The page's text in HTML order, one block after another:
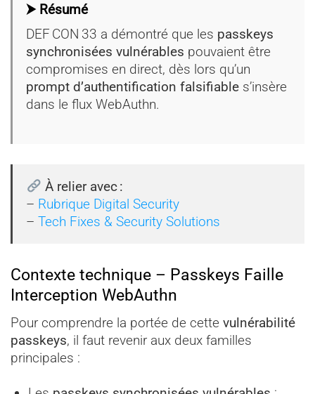
⮞ Résumé
DEF CON 33 a démontré que les passkeys
synchronisées vulnérables pouvaient être
compromises en direct, dès lors qu’un
prompt d’authentification falsifiable s’insère
dans le flux WebAuthn.
À relier avec :
– Rubrique Digital Security
–Tech Fixes & Security Solutions
Contexte technique – Passkeys Faille
Interception WebAuthn
Pour comprendre la portée de cette vulnérabilité
passkeys, il faut revenir aux deux familles
principales :